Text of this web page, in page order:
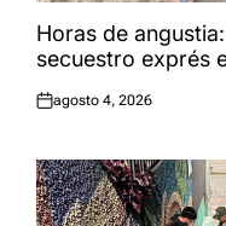
Horas de
secuestro exprés
Publicado
agosto 4, 2026